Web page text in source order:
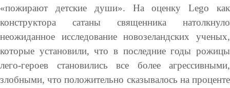
«пожирают детские души». На оценку Lego как
конструктора сатаны священника натолкнуло
неожиданное исследование новозеландских ученых,
которые установили, что в последние годы рожицы
лего-героев становились все более агрессивными,
злобными, что положительно сказывалось на проценте